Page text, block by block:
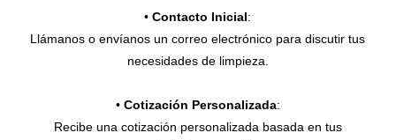
•Contacto Inicial:
Llámanos o envíanos un correo electrónico para discutir tus
necesidades de limpieza.
• Cotización Personalizada:
Recibe una cotización personalizada basada en tus